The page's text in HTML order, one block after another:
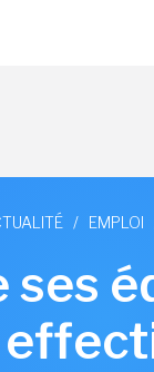
/ EMPLOI